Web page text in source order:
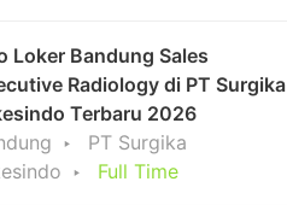
Loker Bandung Sales
Radiology di PT Surgika
Terbaru 2026
PT Surgika
Full Time